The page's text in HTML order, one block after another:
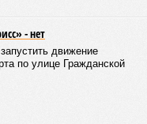
- нет
движение
по улице Гражданской